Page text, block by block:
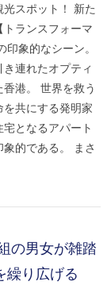
スポット！ 新た
ランスフォーマ
象的なシーン。
連れたオプティ
港。 世界を救う
共にする発明家
となるアパート
的である。 まさ
の男女が雑踏
繰り広げる